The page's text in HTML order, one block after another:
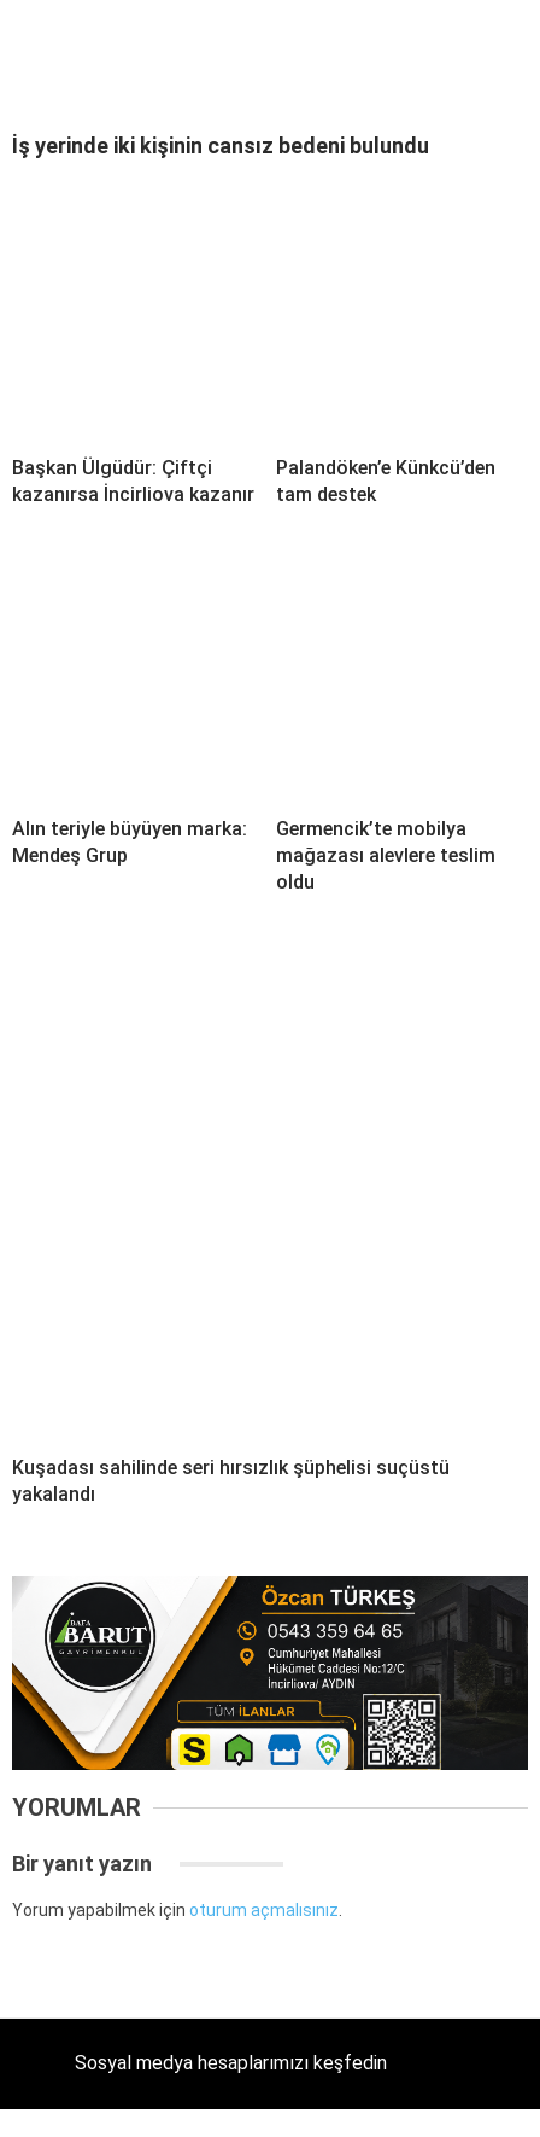
İş yerinde iki kişinin cansız bedeni bulundu
Başkan Ülgüdür: Çiftçi
kazanırsa İncirliova kazanır
Palandöken’e Künkcü’den
tam destek
Alın teriyle büyüyen marka:
Mendeş Grup
Germencik’te mobilya
mağazası alevlere teslim
oldu
Kuşadası sahilinde seri hırsızlık şüphelisi suçüstü
yakalandı
YORUMLAR
Bir yanıt yazın
Yorum yapabilmek için oturum açmalısınız
Sosyal medya hesaplarımızı keşfedin